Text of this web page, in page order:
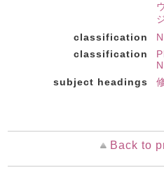
classification
classification
subject headings
Back to